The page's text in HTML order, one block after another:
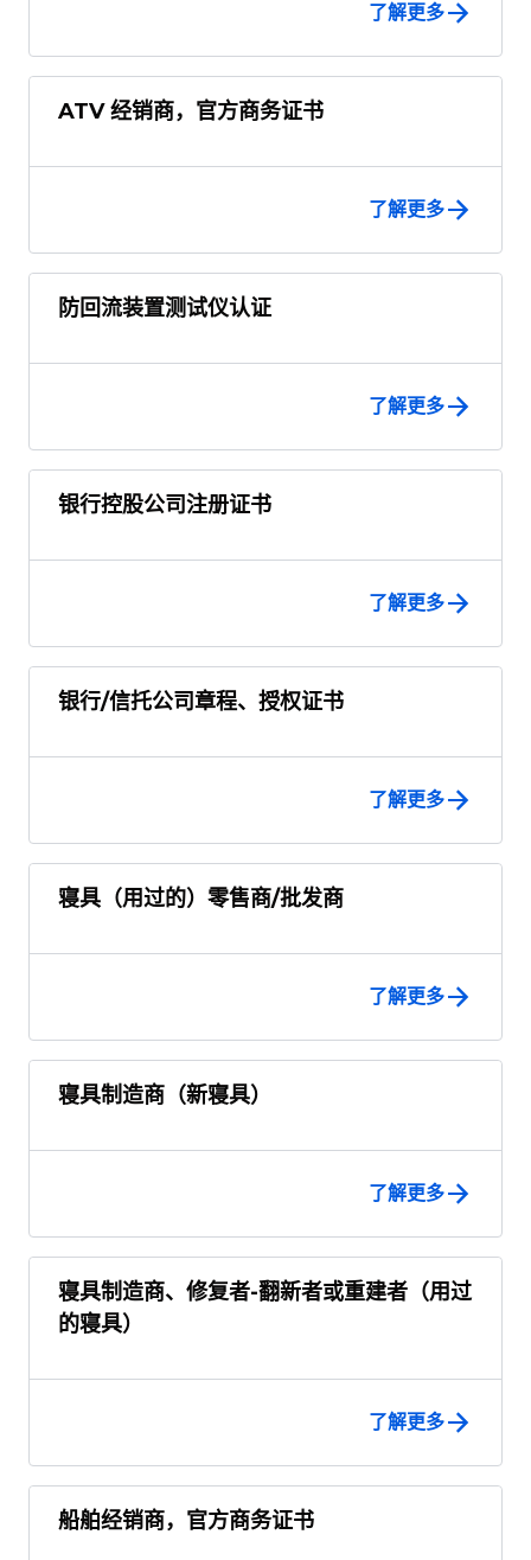
了解更多
ATV 经销商，官方商务证书
了解更多
防回流装置测试仪认证
了解更多
银行控股公司注册证书
了解更多
银行/信托公司章程、授权证书
了解更多
寝具（用过的）零售商/批发商
了解更多
寝具制造商（新寝具）
了解更多
寝具制造商、修复者-翻新者或重建者（用过
的寝具）
了解更多
船舶经销商，官方商务证书